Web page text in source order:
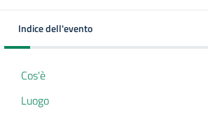
Indice dell'evento
Cos'è
Luogo